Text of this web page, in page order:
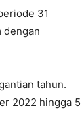
31
dengan
tahun.
2022 hingga 5